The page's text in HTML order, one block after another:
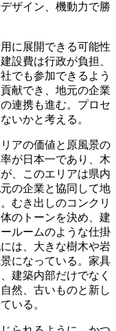
ザイン、機動力で勝
に展開できる可能性
設費は行政が負担、
でも参加できるよう
献でき、地元の企業
連携も進む。プロセ
いかと考える。
アの価値と原風景の
が日本一であり、木
、このエリアは県内
の企業と協同して地
むき出しのコンクリ
のトーンを決め、建
ルームのような仕掛
は、大きな樹木や岩
になっている。家具
建築内部だけでなく
然、古いものと新し
いる。